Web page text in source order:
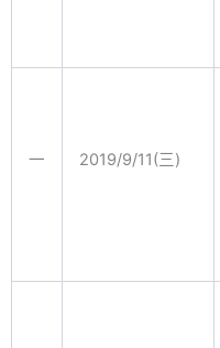
一 2019/9/11(三)